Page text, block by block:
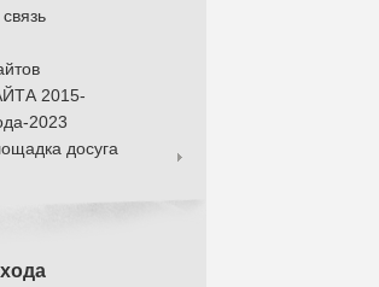
2015-
2023
досуга